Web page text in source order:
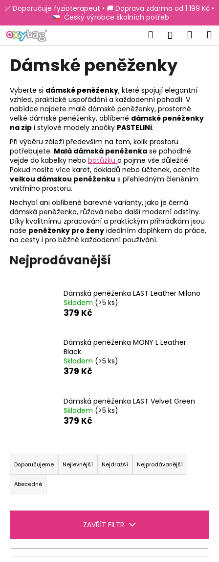
Přejít
na✅ Doporučuje fyzioterapeut • 🚚 Doprava zdarma od 1 199 Kč •
Český výrobce školních potřeb
Hledat
Dámské peněženky
Vyberte si dámské peněženky, které spojují elegantní
vzhled, praktické uspořádání a každodenní pohodlí. V
nabídce najdete malé dámské peněženky, prostorné
velké dámské peněženky, oblíbené dámské peněženky
na zip i stylové modely značky PASTELINi.
Při výběru záleží především na tom, kolik prostoru
potřebujete. Malá dámská peněženka se pohodlně
vejde do kabelky nebo batůžku a pojme vše důležité.
Pokud nosíte více karet, dokladů nebo účtenek, oceníte
velkou dámskou peněženku s přehledným členěním
vnitřního prostoru.
Nechybí ani oblíbené barevné varianty, jako je černá
dámská peněženka, růžová nebo další moderní odstíny.
Díky kvalitnímu zpracování a praktickým přihrádkám jsou
naše peněženky pro ženy ideálním doplňkem do práce,
na cesty i pro běžné každodenní používání.
Nejprodávanější
Dámská peněženka LAST Leather Milano
Skladem (>5 ks)
379 Kč
Dámská peněženka MONY L Leather
Black
Skladem (>5 ks)
379 Kč
Dámská peněženka LAST Velvet Green
Skladem (>5 ks)
379 Kč
Ř
a
z
e
n
r
o
Doporučujeme Nejlevnější Nejdražší Nejprodávanější
Abecedně
ZAVŘÍT FILTR
K
š
í
Zpět
Zpět
o
o
t
ř
e
b
u
j
e
t
e
n
a
j
í
u
e
m
e
CLICK
600
ML